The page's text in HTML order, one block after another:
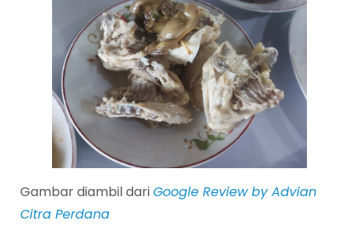
Gambar diambil dariGoogle Review by Advian
Citra Perdana